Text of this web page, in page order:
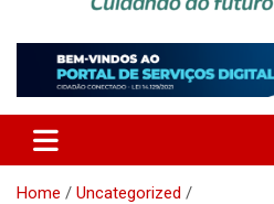
PREFEITURA DE
PIAUÍ
Home
Uncategorized